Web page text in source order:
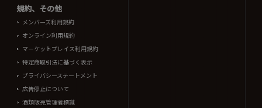
規約、その他
メンバーズ利用規約
オンライン利用規約
マーケットプレイス利用規約
特定商取引法に基づく表示
プライバシーステートメント
広告停止について
酒類販売管理者標識